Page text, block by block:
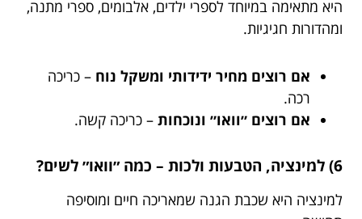
היא מתאימה במיוחד לספרי ילדים, אלבומים, ספרי מתנה,
ומהדורות חגיגיות.
אם רוצים מחיר ידידותי ומשקל נוח – כריכה
רכה.
אם רוצים ״וואו״ ונוכחות – כריכה קשה.
6) למינציה, הטבעות ולכות – כמה ״וואו״ לשים?
למינציה היא שכבת הגנה שמאריכה חיים ומוסיפה